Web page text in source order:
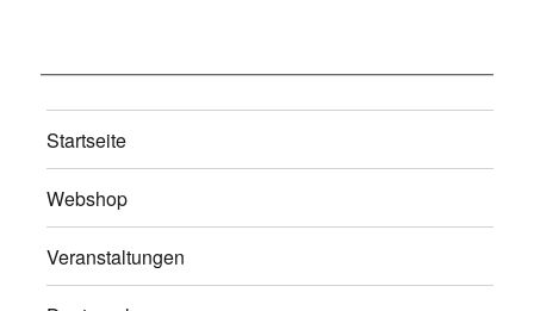
Startseite
Webshop
Veranstaltungen